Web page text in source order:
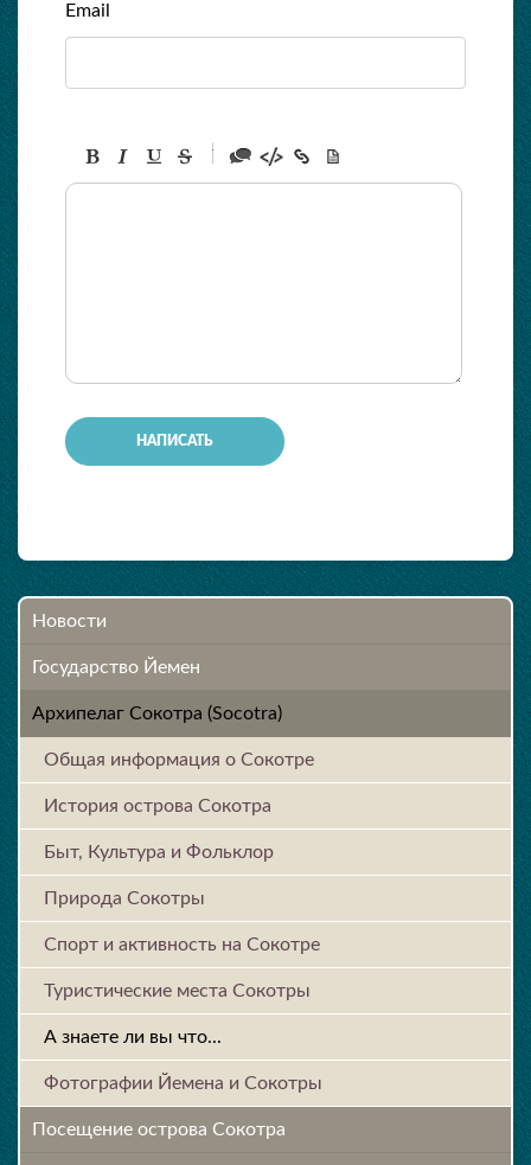
Email
-
-
Новости
Государство Йемен
Архипелаг Сокотра (Socotra)
Общая информация о Сокотре
История острова Cокотра
Быт, Культура и Фольклор
Природа Сокотры
Спорт и активность на Сокотре
Туристические места Сокотры
А знаете ли вы что...
Фотографии Йемена и Сокотры
Посещение острова Cокотра